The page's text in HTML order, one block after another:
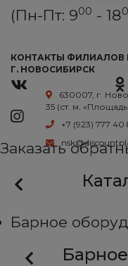
(Пн-Пт: 900 - 18
КОНТАКТЫ ФИЛИАЛОВ
Г. НОВОСИБИРСК
630007, г.
35 (ст. м.
+7 (923) 777 40
Заказать
Барное